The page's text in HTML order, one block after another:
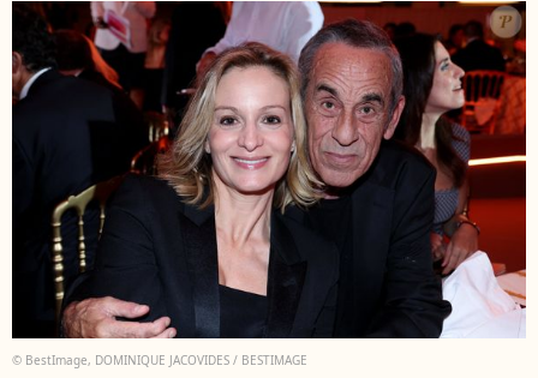
© BestImage, DOMINIQUE JACOVIDES / BESTIMAGE